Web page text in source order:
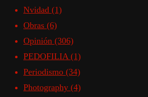
Nvidad (1)
Obras (6)
Opinión (306)
PEDOFILIA (1)
Periodismo (34)
Photography (4)